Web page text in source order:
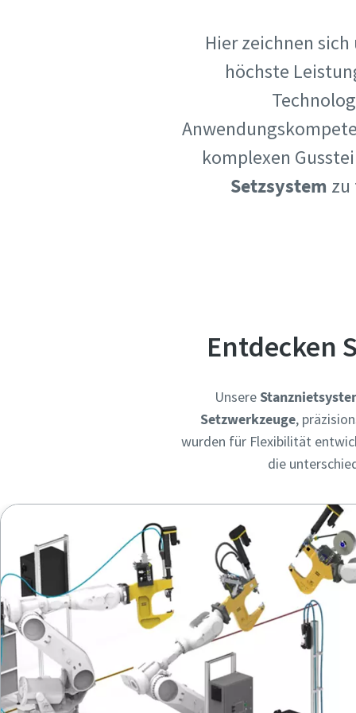
Hier zeichnen sich
höchste
komplexen
Setzsystem zu
Entdecken
Unsere
Setzwerkzeuge,
wurden für Flexibilität
die
Land
Land